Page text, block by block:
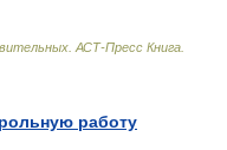
АСТ-Пресс Книга
работу